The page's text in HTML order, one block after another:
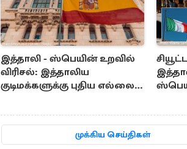
இத்தாலி - ஸ்பெயின் உறவில்
விரிசல்: இத்தாலிய
குடிமக்களுக்கு புதிய எல்லை
முக்கிய செய்திகள்